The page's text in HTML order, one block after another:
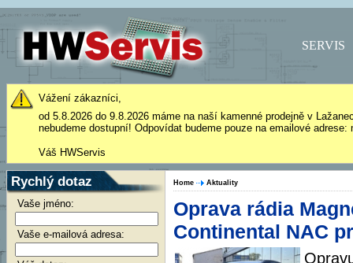
SERVIS
Vážení zákazníci,
od 5.8.2026 do 9.8.2026 máme na naší kamenné prodejně v
nebudeme dostupní! Odpovídat budeme pouze na emailové
Váš HWServis
Rychlý dotaz
Vaše jméno:
Vaše e-mailová adresa:
Home Aktuality
Oprava rádia
Continental NAC